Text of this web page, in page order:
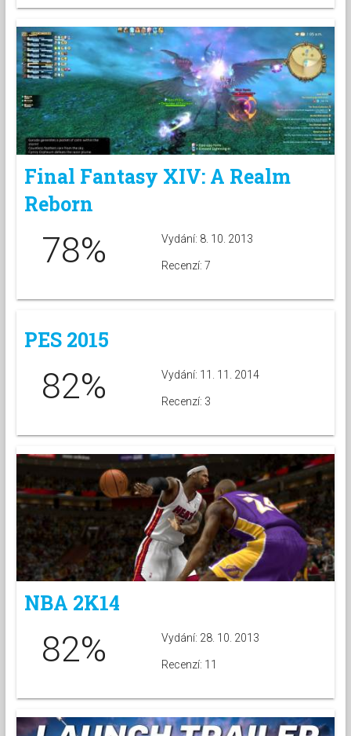
Final Fantasy XIV: A Realm
Reborn
78% Vydání: 8. 10. 2013
Recenzí: 7
PES 2015
82% Vydání: 11. 11. 2014
Recenzí: 3
NBA 2K14
82% Vydání: 28. 10. 2013
Recenzí: 11